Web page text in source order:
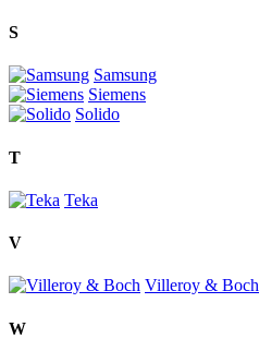
S
Samsung
Siemens
Solido
T
Teka
V
Villeroy & Boch
W